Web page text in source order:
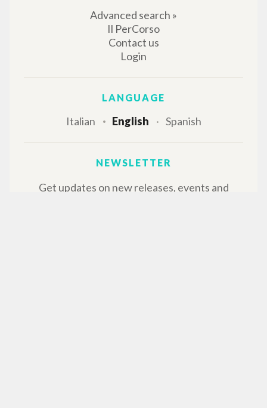
Advanced search »
Il PerCorso
Contact us
Login
LANGUAGE
Italian English Spanish
NEWSLETTER
Get updates on new releases, events and